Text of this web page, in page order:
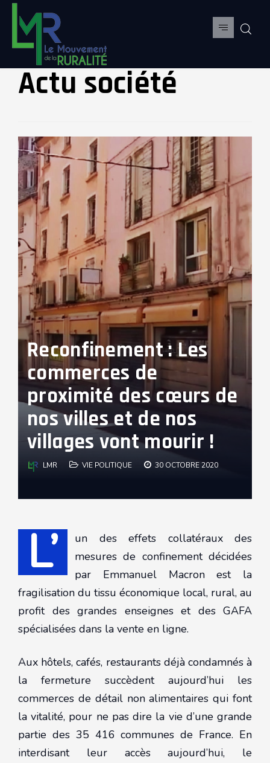
Actu société
Reconfinement : Les
commerces de
proximité des cœurs de
nos villes et de nos
villages vont mourir !
LMR VIE POLITIQUE 30 OCTOBRE 2020
L’
un des effets collatéraux des
mesures de confinement décidées
par Emmanuel Macron est la
fragilisation du tissu économique local, rural, au
profit des grandes enseignes et des GAFA
spécialisées dans la vente en ligne.
Aux hôtels, cafés, restaurants déjà condamnés à
la fermeture succèdent aujourd’hui les
commerces de détail non alimentaires qui font
la vitalité, pour ne pas dire la vie d’une grande
partie des 35 416 communes de France. En
interdisant leur accès aujourd’hui, le